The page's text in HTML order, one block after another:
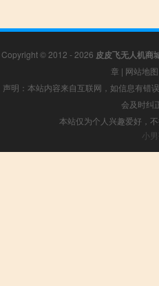
Copyright © 2012 - 2026 皮皮飞无人机商
章 | 网站地图
声明：本站内容来自互联网，如信息有错
会及时纠
本站仅为个人兴趣爱好，
小